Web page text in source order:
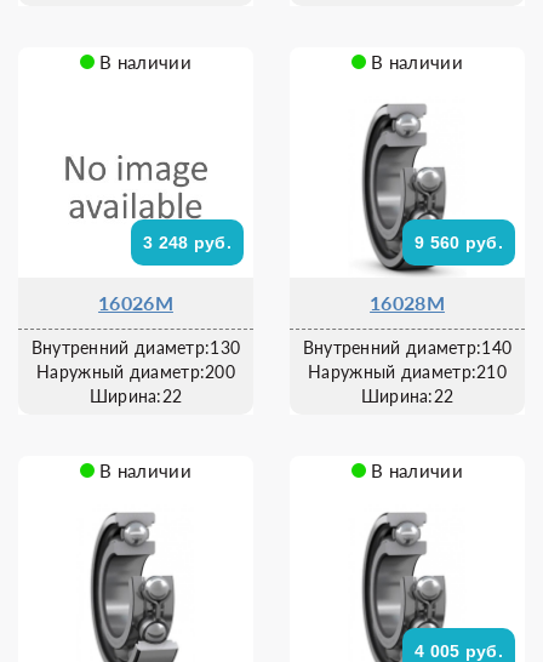
В наличии
3 248 руб.
16026M
Внутренний диаметр:130
Наружный диаметр:200
Ширина:22
В наличии
9 560 руб.
16028M
Внутренний диаметр:140
Наружный диаметр:210
Ширина:22
В наличии В наличии
4 005 руб.